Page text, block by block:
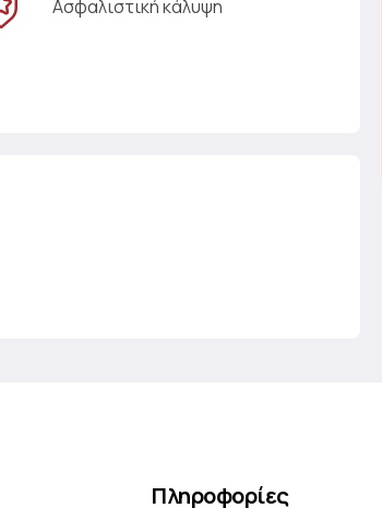
Ασφαλιστική κάλυψη
Πληροφορίες